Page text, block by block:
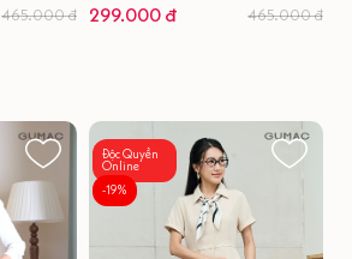
465.000 đ 299.000 đ 465.000 đ
Độc Quyền
Online
-19%